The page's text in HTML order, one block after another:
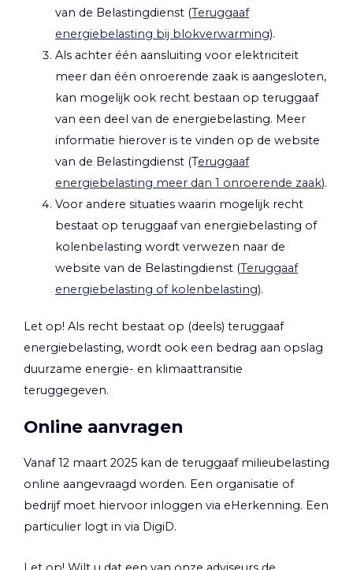
van de Belastingdienst (Teruggaaf
energiebelasting bij blokverwarming).
Als achter één aansluiting voor elektriciteit
meer dan één onroerende zaak is aangesloten,
kan mogelijk ook recht bestaan op teruggaaf
van een deel van de energiebelasting. Meer
informatie hierover is te vinden op de website
van de Belastingdienst (Teruggaaf
energiebelasting meer dan 1 onroerende zaak).
Voor andere situaties waarin mogelijk recht
bestaat op teruggaaf van energiebelasting of
kolenbelasting wordt verwezen naar de
website van de Belastingdienst (Teruggaaf
energiebelasting of kolenbelasting).
Let op! Als recht bestaat op (deels) teruggaaf
energiebelasting, wordt ook een bedrag aan opslag
duurzame energie- en klimaattransitie
teruggegeven.
Online aanvragen
Vanaf 12 maart 2025 kan de teruggaaf milieubelasting
online aangevraagd worden. Een organisatie of
bedrijf moet hiervoor inloggen via eHerkenning. Een
particulier logt in via DigiD.